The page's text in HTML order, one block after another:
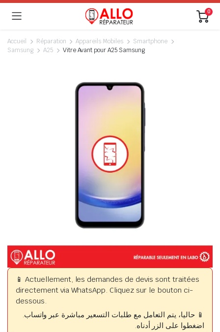
0
Accueil Réparation Appareils Mobiles
Smartphone
Samsung
A25 Vitre Avant pour A25 Samsung
📱 Actuellement, les demandes de devis sont traitées
directement via WhatsApp. Cliquez sur le bouton ci-
dessous.
📱 حاليا، يتم التعامل مع طلبات التسعير مباشرة عبر واتساب.
اضغطوا على الزر أدناه.